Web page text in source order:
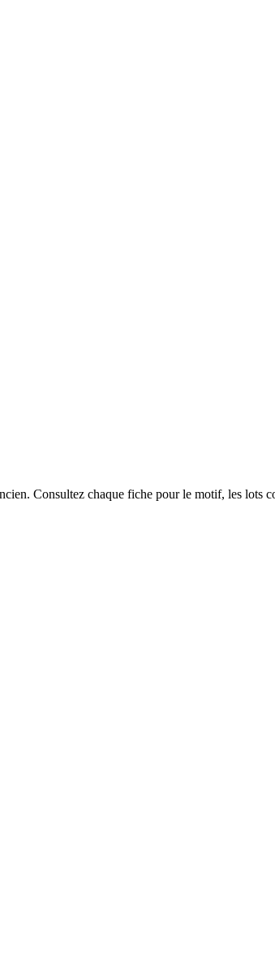
Consultez chaque fiche pour le motif, les lots